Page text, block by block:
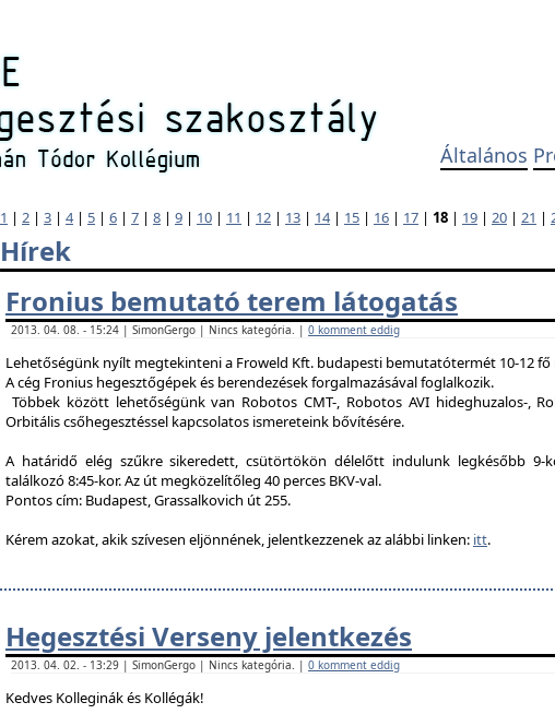
Általános
1 | 2 | 3 | 4| 5 | 6 | 7 | 8 | 9 | 10 | 11 | 12 | 13 | 14| 15 | 16 | 17 | 18 | 19 | 20 | 21 |
Hírek
Fronius bemutató terem látogatás
2013. 04. 08. - 15:24 | SimonGergo | Nincs kategória. | 0 komment eddig
Lehetőségünk nyílt megtekinteni a Froweld Kft. budapesti bemutatótermét 10-12 fő
A cég Fronius hegesztőgépek és berendezések forgalmazásával foglalkozik.
Többek között lehetőségünk van Robotos CMT-, Robotos AVI hideghuzalos-,
Orbitális csőhegesztéssel kapcsolatos ismereteink bővítésére.
A határidő elég szűkre sikeredett, csütörtökön délelőtt indulunk legkésőbb 9-
találkozó 8:45-kor. Az út megközelítőleg 40 perces BKV-val.
Pontos cím: Budapest, Grassalkovich út 255.
Kérem azokat, akik szívesen eljönnének, jelentkezzenek az alábbi linken: itt.
Hegesztési Verseny jelentkezés
2013. 04. 02. - 13:29 | SimonGergo | Nincs kategória. | 0 komment eddig
Kedves Kolleginák és Kollégák!